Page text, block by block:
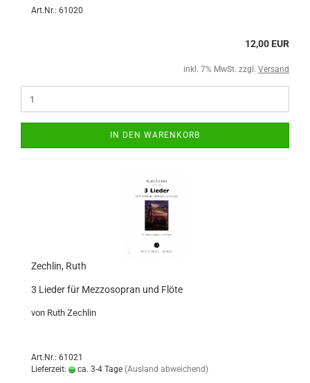
Art.Nr.: 61020
12,00 EUR
inkl. 7% MwSt. zzgl. Versand
IN DEN WARENKORB
Zechlin, Ruth
3 Lieder für Mezzosopran und Flöte
von Ruth Zechlin
Art.Nr.: 61021
Lieferzeit:
ca. 3-4 Tage (Ausland abweichend)